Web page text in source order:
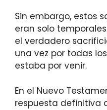
Sin embargo, estos
eran solo
el verdadero
una vez por todas
estaba por venir.
En el Nuevo
respuesta definitiva